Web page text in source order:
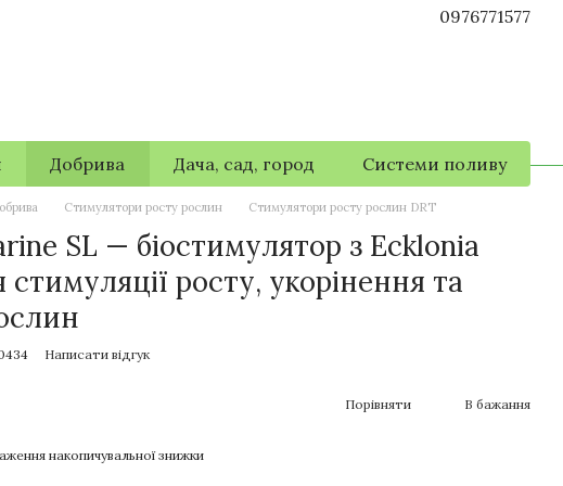
0976771577
Добрива Дача, сад, город Системи поливу
Стимулятори росту рослин Стимулятори росту рослин DRT
SL — біостимулятор з Ecklonia
росту, укорінення та
Написати відгук
Порівняти В бажання
накопичувальної знижки